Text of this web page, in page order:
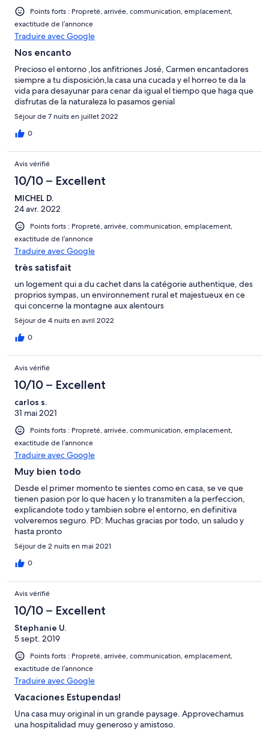
Points forts : Propreté, arrivée, communication, emplacement,
exactitude de l’annonce
Traduire avec Google
Nos encanto
Precioso el entorno ,los anfitriones José, Carmen encantadores
siempre a tu disposición,la casa una cucada y el horreo te da la
vida para desayunar para cenar da igual el tiempo que haga que
disfrutas de la naturaleza lo pasamos genial
Séjour de 7 nuits en juillet 2022
0
Avis vérifié
10/10 – Excellent
MICHEL D.
24 avr. 2022
Points forts : Propreté, arrivée, communication, emplacement,
exactitude de l’annonce
Traduire avec Google
très satisfait
un logement qui a du cachet dans la catégorie authentique, des
proprios sympas, un environnement rural et majestueux en ce
qui concerne la montagne aux alentours
Séjour de 4 nuits en avril 2022
0
Avis vérifié
10/10 – Excellent
carlos s.
31 mai 2021
Points forts : Propreté, arrivée, communication, emplacement,
exactitude de l’annonce
Traduire avec Google
Muy bien todo
Desde el primer momento te sientes como en casa, se ve que
tienen pasion por lo que hacen y lo transmiten a la perfeccion,
explicandote todo y tambien sobre el entorno, en definitiva
volveremos seguro. PD: Muchas gracias por todo, un saludo y
hasta pronto
Séjour de 2 nuits en mai 2021
0
Avis vérifié
10/10 – Excellent
Stephanie U.
5 sept. 2019
Points forts : Propreté, arrivée, communication, emplacement,
exactitude de l’annonce
Traduire avec Google
Vacaciones Estupendas!
Una casa muy original in un grande paysage. Approvechamus
una hospitalidad muy generoso y amistoso.